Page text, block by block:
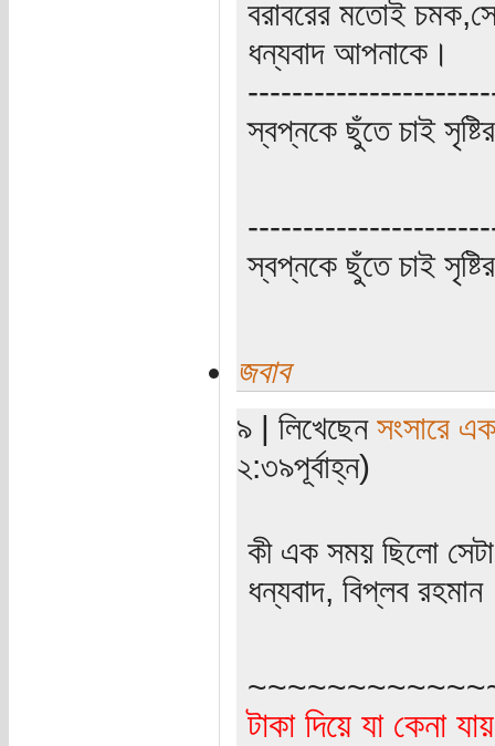
বরাবরের মতোই
ধন্যবাদ আপনাকে।
স্বপ্নকে ছুঁতে চাই
স্বপ্নকে ছুঁতে চাই
জবাব
৯ | লিখেছেন সংসারে এক
২:৩৯পূর্বাহ্ন)
কী এক সময় ছিলো
ধন্যবাদ, বিপ্লব
টাকা দিয়ে যা কেনা